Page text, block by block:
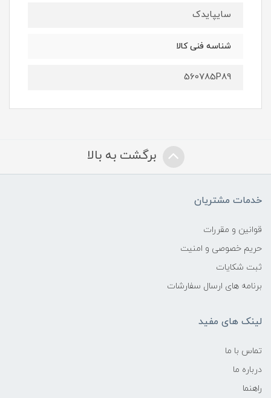
سایپایدک
شناسه فنی کالا
560785P89
برگشت به بالا
خدمات مشتریان
قوانین و مقررات
حریم خصوصی و امنیت
ثبت شکایات
برنامه های ارسال سفارشات
لینک های مفید
تماس با ما
درباره ما
راهنما